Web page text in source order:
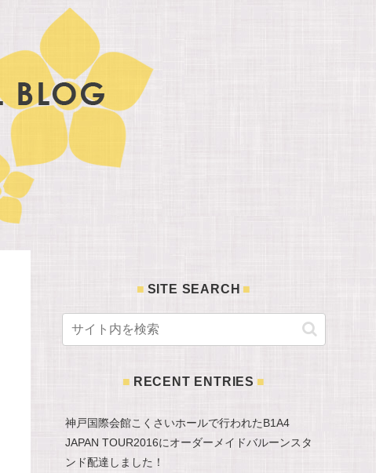
SITE SEARCH
RECENT ENTRIES
神戸国際会館こくさいホールで行われたB1A4
JAPAN TOUR2016にオーダーメイドバルーンスタ
ンド配達しました！